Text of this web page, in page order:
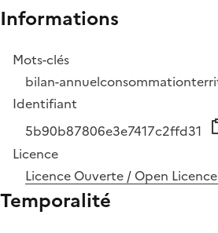
Informations
Mots-clés
bilan-annuelconsommation
Identifiant
5b90b87806e3e7417c2ffd31
Licence
Licence Ouverte / Open
Temporalité